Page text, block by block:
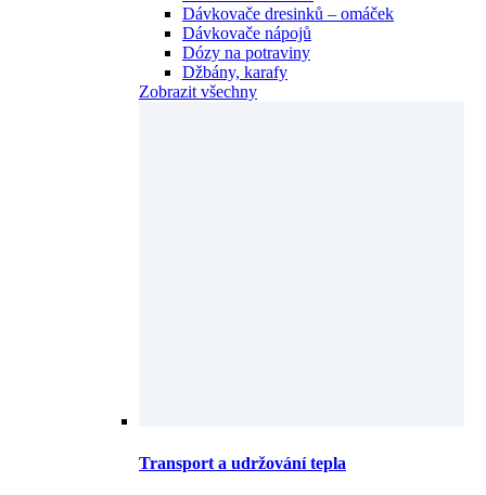
Dávkovače dresinků – omáček
Dávkovače nápojů
Dózy na potraviny
Džbány, karafy
Zobrazit všechny
Transport a udržování tepla